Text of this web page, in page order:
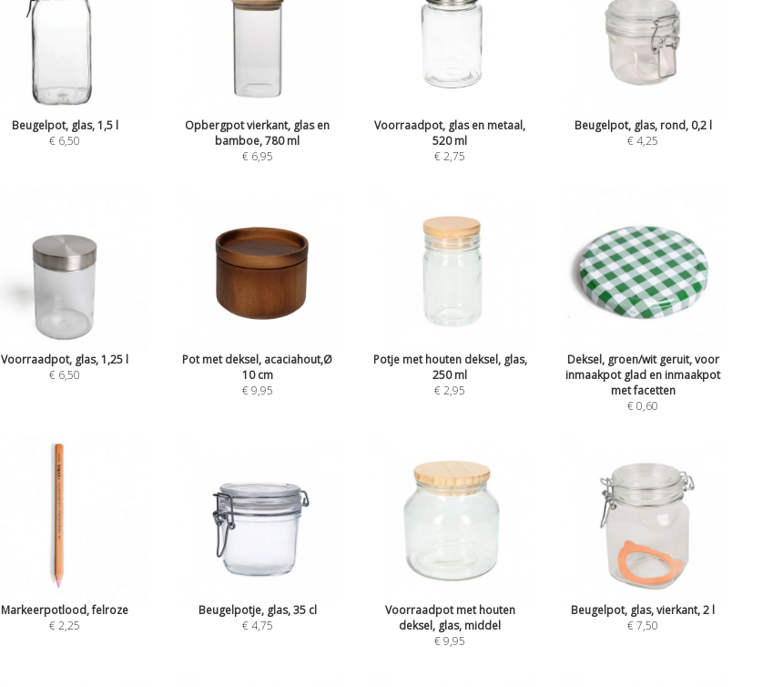
Beugelpot, glas, 1,5 l
€ 6,50
Opbergpot vierkant, glas en
bamboe, 780 ml
€ 6,95
Voorraadpot, glas en metaal,
520 ml
€ 2,75
Beugelpot, glas, rond, 0,2 l
€ 4,25
Voorraadpot, glas, 1,25 l
€ 6,50
Pot met deksel, acaciahout,Ø
10 cm
€ 9,95
Potje met houten deksel, glas,
250 ml
€ 2,95
Deksel, groen/wit geruit, voor
inmaakpot glad en inmaakpot
met facetten
€ 0,60
Markeerpotlood, felroze
€ 2,25
Beugelpotje, glas, 35 cl
€ 4,75
Voorraadpot met houten
deksel, glas, middel
€ 9,95
Beugelpot, glas, vierkant, 2 l
€ 7,50